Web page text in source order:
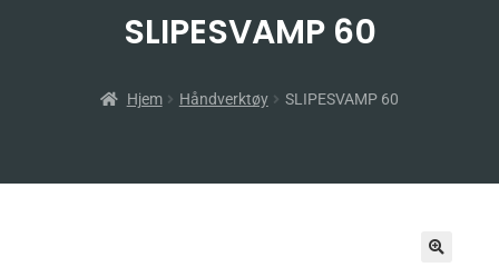
SLIPESVAMP 60
Hjem Håndverktøy SLIPESVAMP 60